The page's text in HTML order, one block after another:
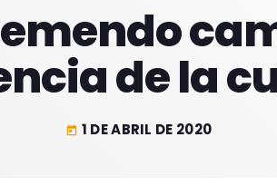
de la
today 1 DE ABRIL DE 2020